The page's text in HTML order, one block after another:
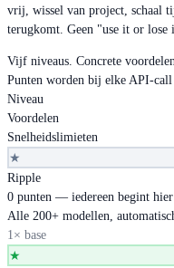
vrij, wissel van project, schaal
terugkomt. Geen "use it or lose
Vijf niveaus. Concrete
Punten worden bij elke API-
Niveau
Voordelen
Snelheidslimieten
★
Ripple
0 punten — iedereen begint hier
Alle 200+ modellen,
1× base
★